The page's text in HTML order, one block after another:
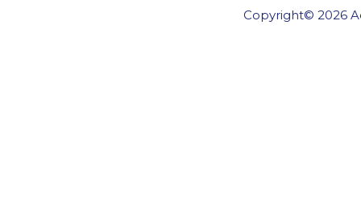
Copyright© 2026